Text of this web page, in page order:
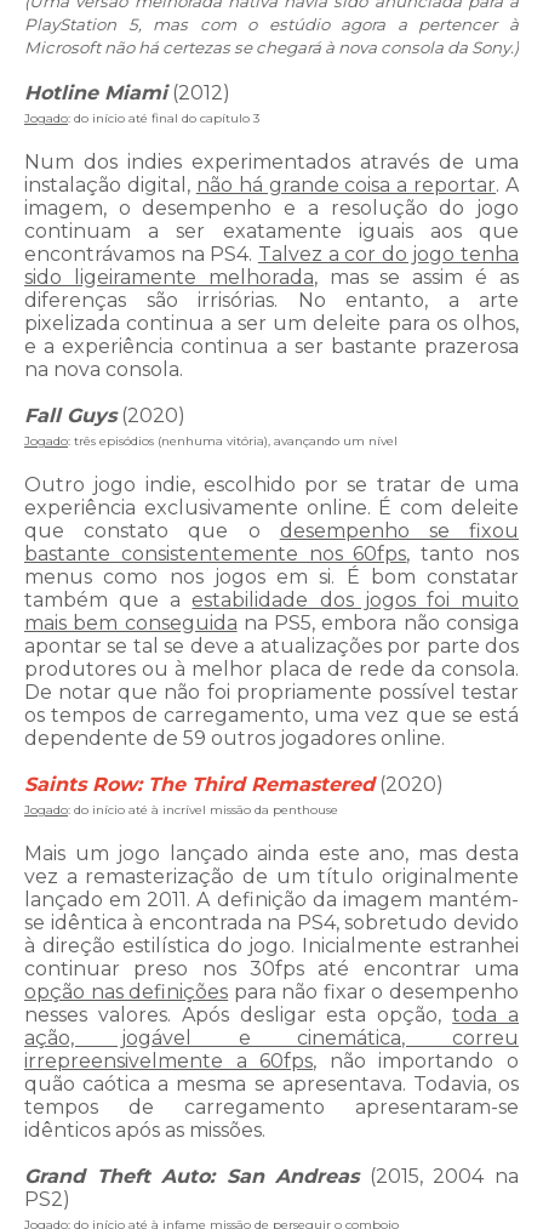
PlayStation 5, mas com o estúdio agora a pertencer à
Microsoft não há certezas se chegará à nova consola da Sony.)
Hotline Miami(2012)
Jogado: do início até final do capítulo 3
Num dos indies experimentados através de uma
instalação digital, não há grande coisa a reportar. A
imagem, o desempenho e a resolução do jogo
continuam a ser exatamente iguais aos que
encontrávamos na PS4. Talvez a cor do jogo tenha
sido ligeiramente melhorada, mas se assim é as
diferenças são irrisórias. No entanto, a arte
pixelizada continua a ser um deleite para os olhos,
e a experiência continua a ser bastante prazerosa
na nova consola.
Fall Guys(2020)
Jogado: três episódios (nenhuma vitória), avançando um nível
Outro jogo indie, escolhido por se tratar de uma
experiência exclusivamente online. É com deleite
que constato que o desempenho se fixou
bastante consistentemente nos 60fps, tanto nos
menus como nos jogos em si. É bom constatar
também que aestabilidade dos jogos foi muito
mais bem conseguida na PS5, embora não consiga
apontar se tal se deve a atualizações por parte dos
produtores ou à melhor placa de rede da consola.
De notar que não foi propriamente possível testar
os tempos de carregamento, uma vez que se está
dependente de 59 outros jogadores online.
Saints Row: The Third Remastered(2020)
Jogado: do início até à incrível missão da penthouse
Mais um jogo lançado ainda este ano, mas desta
vez a remasterização de um título originalmente
lançado em 2011. A definição da imagem mantém-
se idêntica à encontrada na PS4, sobretudo devido
à direção estilística do jogo. Inicialmente estranhei
continuar preso nos 30fps até encontrar uma
opção nas definições para não fixar o desempenho
nesses valores. Após desligar esta opção,toda a
ação, jogável e cinemática, correu
irrepreensivelmente a 60fps, não importando o
quão caótica a mesma se apresentava. Todavia, os
tempos de carregamento apresentaram-se
idênticos após as missões.
Grand Theft Auto: San Andreas(2015, 2004 na
PS2)
Jogado: do início até à infame missão de perseguir o comboio